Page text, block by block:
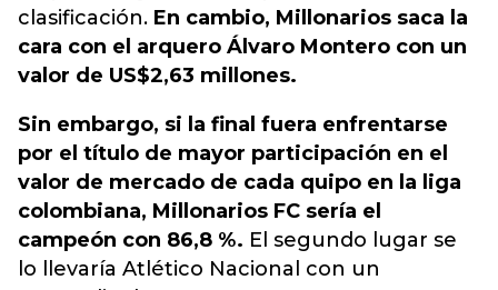
clasificación. En cambio, Millonarios saca la
cara con el arquero Álvaro Montero con un
valor de US$2,63 millones.
Sin embargo, si la final fuera enfrentarse
por el título de mayor participación en el
valor de mercado de cada quipo en la liga
colombiana, Millonarios FC sería el
campeón con 86,8 %. El segundo lugar se
lo llevaría Atlético Nacional con un